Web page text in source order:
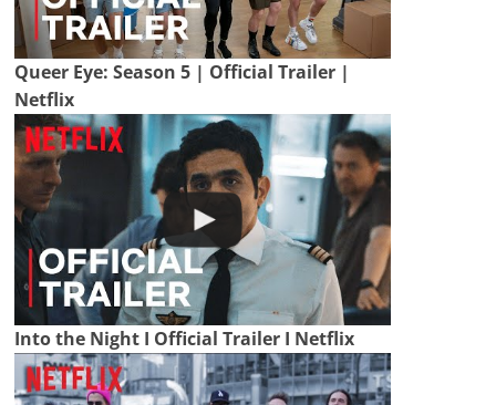
Queer Eye: Season 5 | Official Trailer |
Netflix
Into the Night I Official Trailer I Netflix